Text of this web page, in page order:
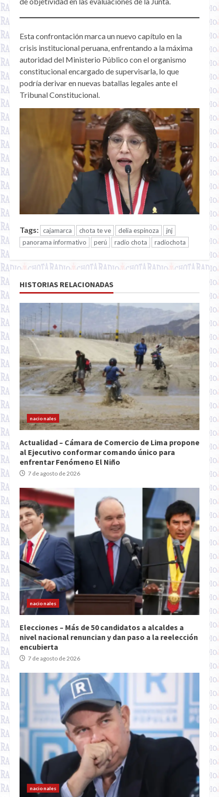
Esta confrontación marca un nuevo capítulo en la
crisis institucional peruana, enfrentando a la máxima
autoridad del Ministerio Público con el organismo
constitucional encargado de supervisarla, lo que
podría derivar en nuevas batallas legales ante el
Tribunal Constitucional.
Tags: cajamarca chota te ve delia espinoza
jnj
panorama informativo
perú radio chota radiochota
HISTORIAS RELACIONADAS
nacionales
Actualidad – Cámara de Comercio de Lima propone
al Ejecutivo conformar comando único para
enfrentar Fenómeno El Niño
7 de agosto de 2026
nacionales
Elecciones – Más de 50 candidatos a alcaldes a
nivel nacional renuncian y dan paso a la reelección
encubierta
7 de agosto de 2026
nacionales